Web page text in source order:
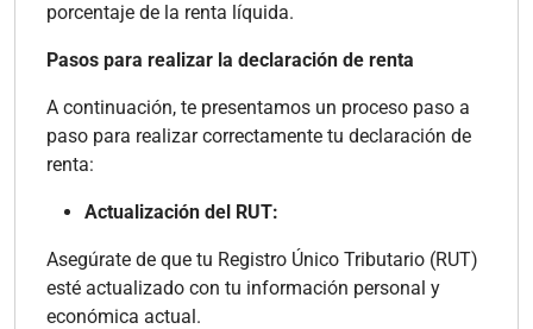
porcentaje de la renta líquida.
Pasos para realizar la declaración de renta
A continuación, te presentamos un proceso paso a
paso para realizar correctamente tu declaración de
renta:
Actualización del RUT:
Asegúrate de que tu Registro Único Tributario (RUT)
esté actualizado con tu información personal y
económica actual.